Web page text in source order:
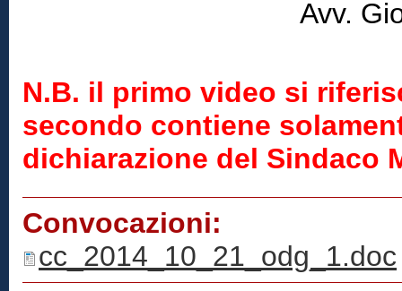
Avv.
N.B. il primo video si
secondo contiene
dichiarazione del Sindaco
Convocazioni:
cc_2014_10_21_odg_1.doc